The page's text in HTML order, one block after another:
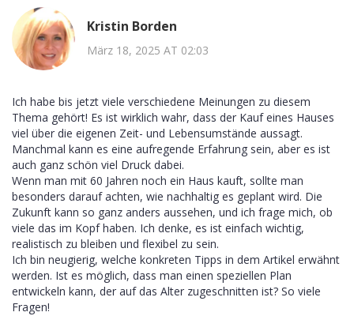
Kristin Borden
März 18, 2025 AT 02:03
Ich habe bis jetzt viele verschiedene Meinungen zu diesem
Thema gehört! Es ist wirklich wahr, dass der Kauf eines Hauses
viel über die eigenen Zeit- und Lebensumstände aussagt.
Manchmal kann es eine aufregende Erfahrung sein, aber es ist
auch ganz schön viel Druck dabei.
Wenn man mit 60 Jahren noch ein Haus kauft, sollte man
besonders darauf achten, wie nachhaltig es geplant wird. Die
Zukunft kann so ganz anders aussehen, und ich frage mich, ob
viele das im Kopf haben. Ich denke, es ist einfach wichtig,
realistisch zu bleiben und flexibel zu sein.
Ich bin neugierig, welche konkreten Tipps in dem Artikel erwähnt
werden. Ist es möglich, dass man einen speziellen Plan
entwickeln kann, der auf das Alter zugeschnitten ist? So viele
Fragen!